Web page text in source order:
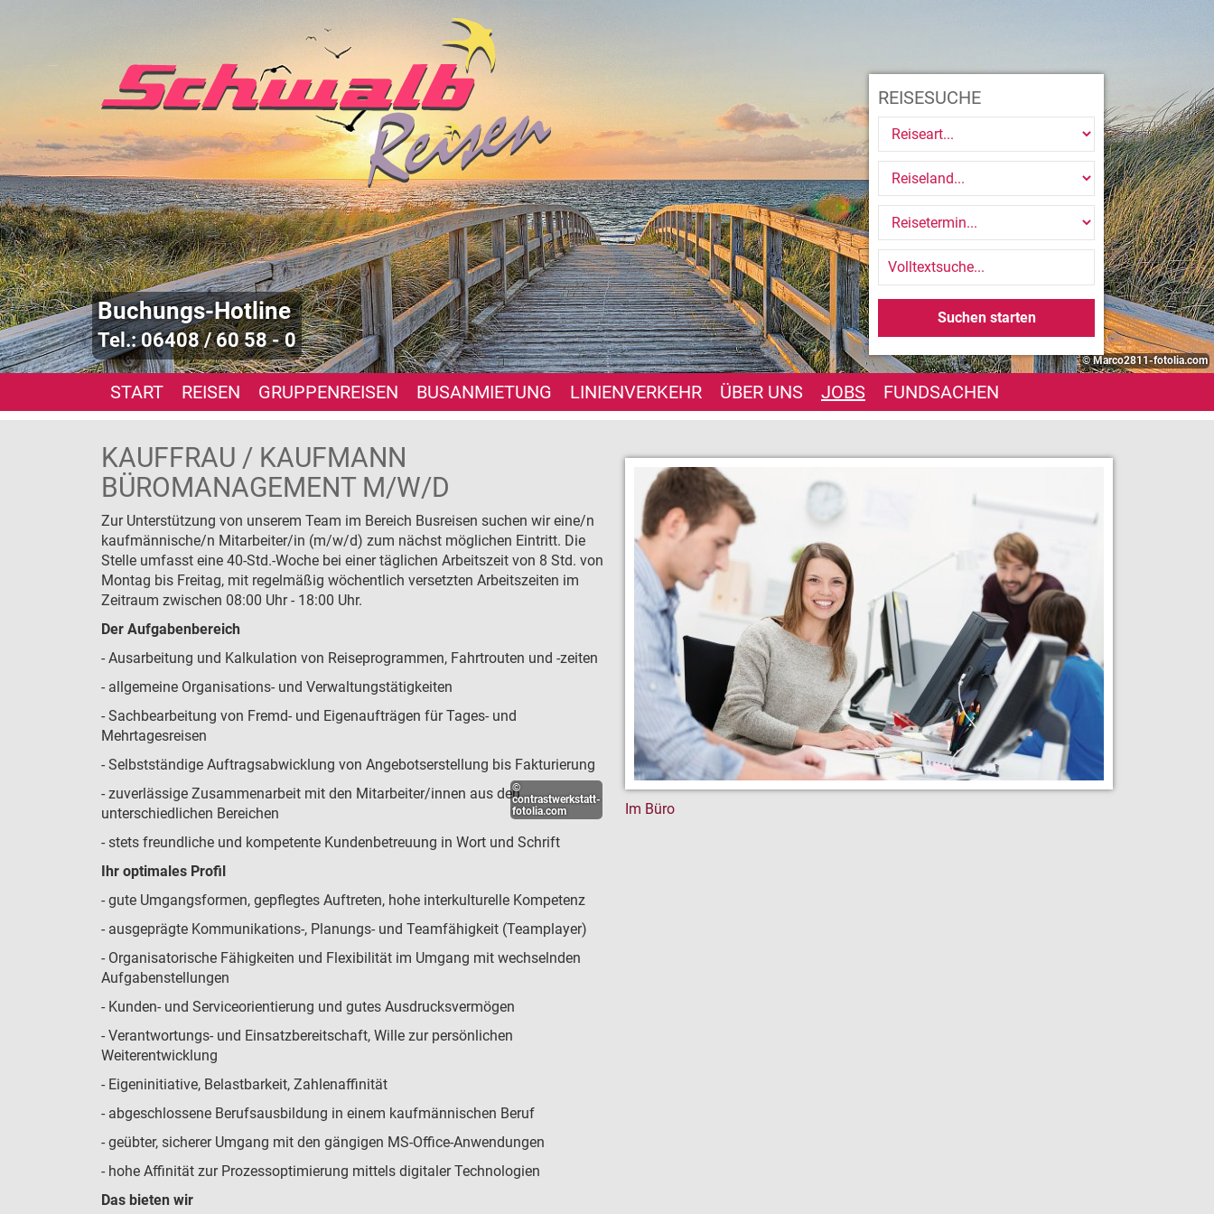
© Marco2811-fotolia.com
REISESUCHE
Buchungs-Hotline
Tel.: 06408 / 60 58 - 0
START REISEN
Reiseversicherung
Zustiegsmöglichkeiten
GRUPPENREISEN BUSANMIETUNG LINIENVERKEHR ÜBER UNS
Firmengeschichte
Busflotte
JOBS
Büromanagement
Finanzwesen
FUNDSACHEN
KAUFFRAU / KAUFMANN
BÜROMANAGEMENT M/W/D
Zur Unterstützung von unserem Team im Bereich Busreisen suchen wir eine/n
kaufmännische/n Mitarbeiter/in (m/w/d) zum nächst möglichen Eintritt. Die
Stelle umfasst eine 40-Std.-Woche bei einer täglichen Arbeitszeit von 8 Std. von
Montag bis Freitag, mit regelmäßig wöchentlich versetzten Arbeitszeiten im
Zeitraum zwischen 08:00 Uhr - 18:00 Uhr.
Der Aufgabenbereich
- Ausarbeitung und Kalkulation von Reiseprogrammen, Fahrtrouten und -zeiten
- allgemeine Organisations- und Verwaltungstätigkeiten
- Sachbearbeitung von Fremd- und Eigenaufträgen für Tages- und
Mehrtagesreisen
- Selbstständige Auftragsabwicklung von Angebotserstellung bis Fakturierung
- zuverlässige Zusammenarbeit mit den Mitarbeiter/innen aus den
unterschiedlichen Bereichen
- stets freundliche und kompetente Kundenbetreuung in Wort und Schrift
Ihr optimales Profil
- gute Umgangsformen, gepflegtes Auftreten, hohe interkulturelle Kompetenz
- ausgeprägte Kommunikations-, Planungs- und Teamfähigkeit (Teamplayer)
- Organisatorische Fähigkeiten und Flexibilität im Umgang mit wechselnden
Aufgabenstellungen
- Kunden- und Serviceorientierung und gutes Ausdrucksvermögen
- Verantwortungs- und Einsatzbereitschaft, Wille zur persönlichen
Weiterentwicklung
- Eigeninitiative, Belastbarkeit, Zahlenaffinität
- abgeschlossene Berufsausbildung in einem kaufmännischen Beruf
- geübter, sicherer Umgang mit den gängigen MS-Office-Anwendungen
- hohe Affinität zur Prozessoptimierung mittels digitaler Technologien
Das bieten wir
©
contrastwerkstatt-
fotolia.com
Im Büro